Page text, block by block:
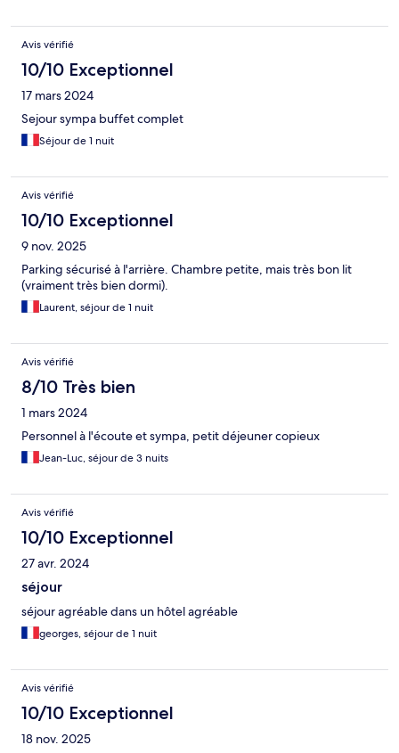
Avis vérifié
10/10 Exceptionnel
17 mars 2024
Sejour sympa buffet complet
Séjour de 1 nuit
Avis vérifié
10/10 Exceptionnel
9 nov. 2025
Parking sécurisé à l'arrière. Chambre petite, mais très bon lit
(vraiment très bien dormi).
Laurent, séjour de 1 nuit
Avis vérifié
8/10 Très bien
1 mars 2024
Personnel à l'écoute et sympa, petit déjeuner copieux
Jean-Luc, séjour de 3 nuits
Avis vérifié
10/10 Exceptionnel
27 avr. 2024
séjour
séjour agréable dans un hôtel agréable
georges, séjour de 1 nuit
Avis vérifié
10/10 Exceptionnel
18 nov. 2025